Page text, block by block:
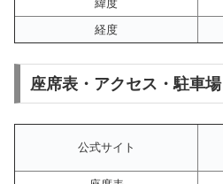
緯度
経度
座席表・アクセス・駐車場
公式サイト